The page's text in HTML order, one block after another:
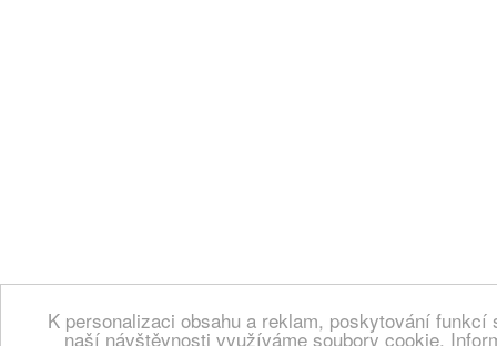
K personalizaci obsahu a reklam, poskytování
naší návštěvnosti využíváme soubory cookie.